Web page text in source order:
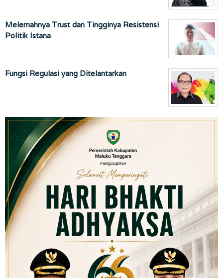
Melemahnya Trust dan Tingginya Resistensi
Politik Istana
Fungsi Regulasi yang Ditelantarkan